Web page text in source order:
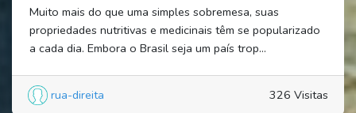
Muito mais do que uma simples sobremesa, suas
propriedades nutritivas e medicinais têm se popularizado
a cada dia. Embora o Brasil seja um país trop...
rua-direita 326 Visitas